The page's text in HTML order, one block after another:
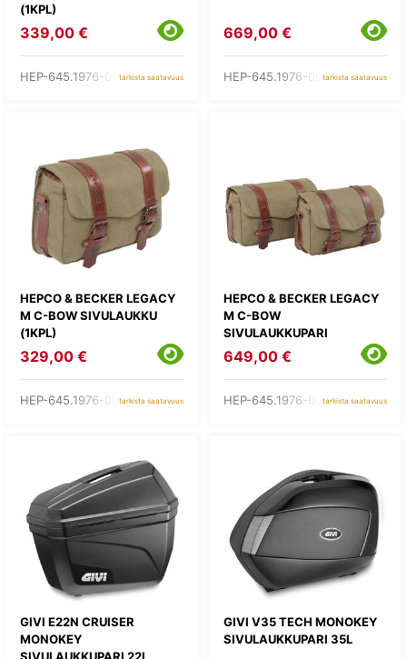
(1KPL)
339,00 €
HEP-645.1976-0008Ltarkista saatavuus
669,00 €
HEP-645.1976-0008LLtarkista saatavuus
HEPCO & BECKER LEGACY
M C-BOW SIVULAUKKU
(1KPL)
329,00 €
HEP-645.1976-0008Mtarkista saatavuus
HEPCO & BECKER LEGACY
M C-BOW
SIVULAUKKUPARI
649,00 €
HEP-645.1976-0008MM
tarkista saatavuus
GIVI E22N CRUISER
MONOKEY
SIVULAUKKUPARI 22L
GIVI V35 TECH MONOKEY
SIVULAUKKUPARI 35L